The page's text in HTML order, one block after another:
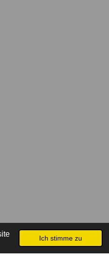
Ich stimme zu
Mit Unterstützung vonWebador